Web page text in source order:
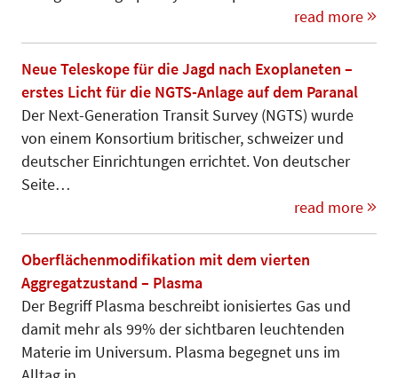
read more
Neue Teleskope für die Jagd nach Exoplaneten –
erstes Licht für die NGTS-Anlage auf dem Paranal
Der Next-Generation Transit Survey (NGTS) wurde
von einem Kon­sortium britischer, schweizer und
deutscher Einrichtungen errichtet. Von deutscher
Seite…
read more
Oberflächenmodifikation mit dem vierten
Aggregatzustand – Plasma
Der Begriff Plasma beschreibt ionisiertes Gas und
damit mehr als 99% der sichtbaren leuchtenden
Materie im Universum. Plasma begegnet uns im